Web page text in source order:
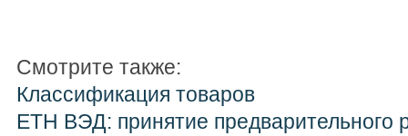
Смотрите также:
Классификация товаров
ЕТН ВЭД: принятие предварительного